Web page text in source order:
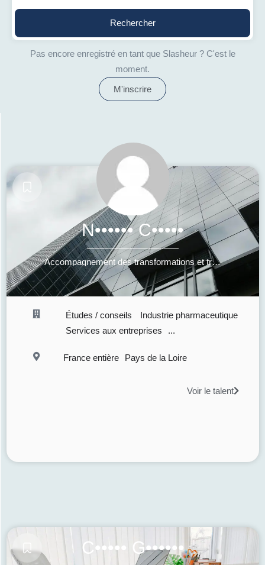
Rechercher
Pas encore enregistré en tant que Slasheur ? C'est le
moment.
M'inscrire
N•••••• C•••••
Accompagnement des transformations et transitions organisationnelles : conseil en stratégie et en organisation, accompagnement du changement, supervision managériale
Études / conseils
Industrie pharmaceutique
Services aux entreprises
...
France entière Pays de la Loire
Voir le talent
C••••• G••••••